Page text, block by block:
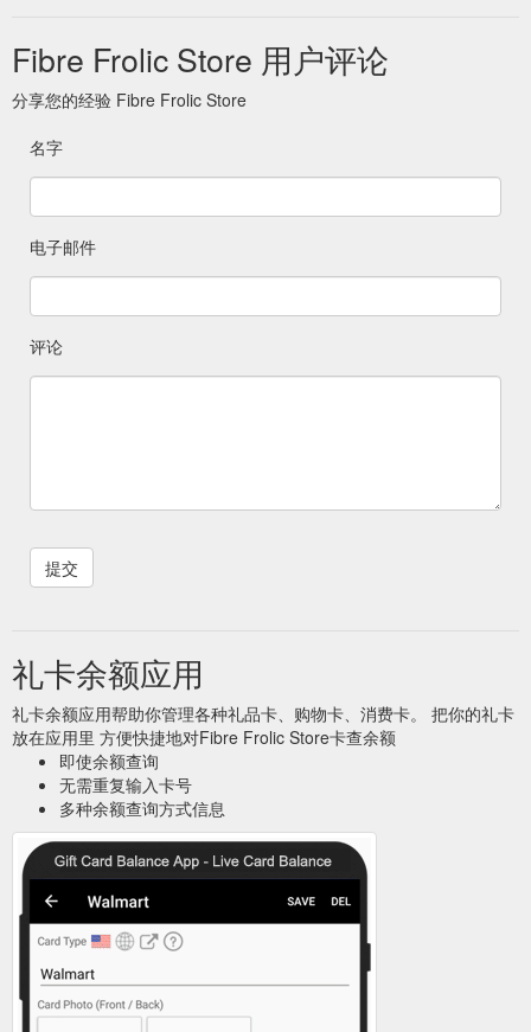
Fibre Frolic Store 用户评论
分享您的经验 Fibre Frolic Store
名字
电子邮件
评论
礼卡余额应用
礼卡余额应用帮助你管理各种礼品卡、购物卡、消费卡。 把你的礼卡
放在应用里 方便快捷地对Fibre Frolic Store卡查余额
即使余额查询
无需重复输入卡号
多种余额查询方式信息